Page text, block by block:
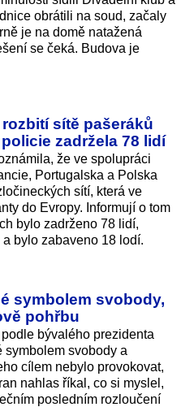
obrátili na soud, začaly
je na domě natažená
se čeká. Budova je
sítě pašeráků
zadržela 78 lidí
že ve spolupráci
Portugalska a Polska
sítí, která ve
do Evropy. Informují o tom
bylo zadrženo 78 lidí,
bylo zabaveno 18 lodí.
symbolem svobody,
pohřbu
bývalého prezidenta
svobody a
cílem nebylo provokovat,
nahlas říkal, co si myslel,
posledním rozloučení